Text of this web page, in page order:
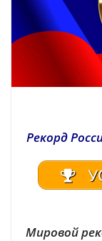
Рекорд
Мировой